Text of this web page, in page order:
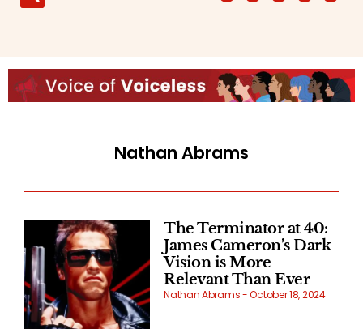
Nathan Abrams
The Terminator at 40:
James Cameron’s Dark
Vision is More
Relevant Than Ever
Nathan Abrams October 18, 2024